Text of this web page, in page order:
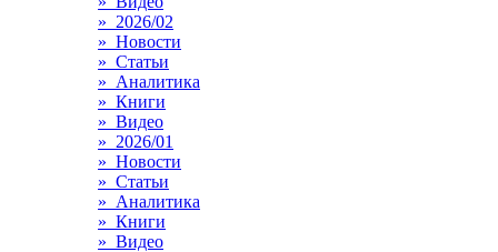
» 2026/02
» Новости
» Статьи
» Аналитика
» Книги
» Видео
» 2026/01
» Новости
» Статьи
» Аналитика
» Книги
» Видео